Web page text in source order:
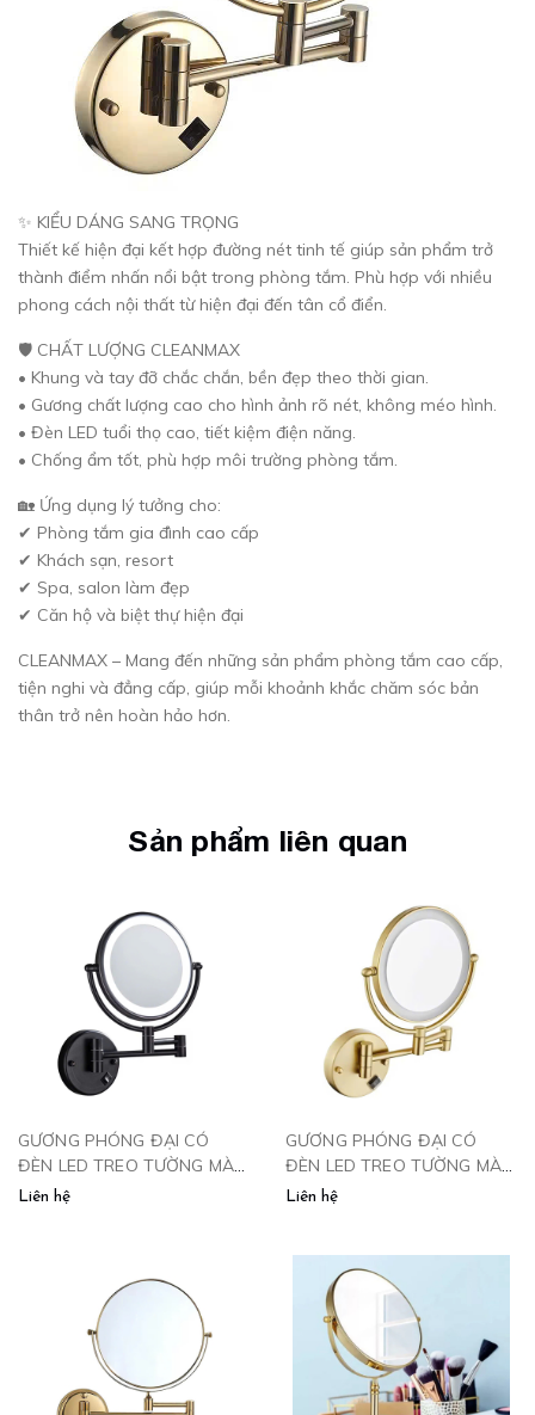
✨ KIỂU DÁNG SANG TRỌNG
Thiết kế hiện đại kết hợp đường nét tinh tế giúp sản phẩm trở
thành điểm nhấn nổi bật trong phòng tắm. Phù hợp với nhiều
phong cách nội thất từ hiện đại đến tân cổ điển.
🛡️ CHẤT LƯỢNG CLEANMAX
• Khung và tay đỡ chắc chắn, bền đẹp theo thời gian.
• Gương chất lượng cao cho hình ảnh rõ nét, không méo hình.
• Đèn LED tuổi thọ cao, tiết kiệm điện năng.
• Chống ẩm tốt, phù hợp môi trường phòng tắm.
🏡 Ứng dụng lý tưởng cho:
✔ Phòng tắm gia đình cao cấp
✔ Khách sạn, resort
✔ Spa, salon làm đẹp
✔ Căn hộ và biệt thự hiện đại
CLEANMAX – Mang đến những sản phẩm phòng tắm cao cấp,
tiện nghi và đẳng cấp, giúp mỗi khoảnh khắc chăm sóc bản
thân trở nên hoàn hảo hơn.
Sản phẩm liên quan
GƯƠNG PHÓNG ĐẠI CÓ
ĐÈN LED TREO TƯỜNG MÀU
ĐEN - LD260
Liên hệ
GƯƠNG PHÓNG ĐẠI CÓ
ĐÈN LED TREO TƯỜNG MÀU
VÀNG LD259
Liên hệ